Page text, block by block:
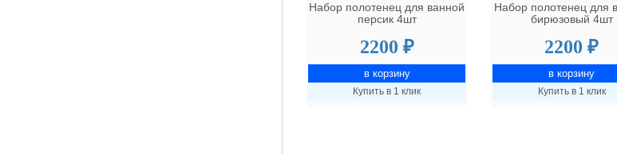
Набор полотенец для ванной
персик 4шт
2200 ₽
Купить в 1 клик
Набор полотенец для
бирюзовый 4шт
2200 ₽
Купить в 1 клик